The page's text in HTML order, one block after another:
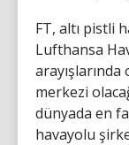
FT, altı pistli
Lufthansa
merkezi
dünyada en
havayolu